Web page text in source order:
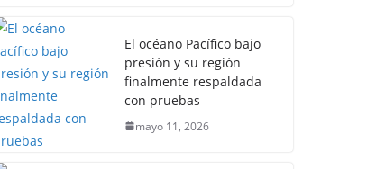
El océano Pacífico bajo
presión y su región
finalmente respaldada
con pruebas
mayo 11, 2026